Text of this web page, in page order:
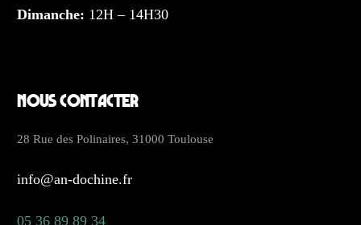
Dimanche: 12H – 14H30
Nous contacter
28 Rue des Polinaires, 31000 Toulouse
info@an-dochine.fr
05 36 89 89 34